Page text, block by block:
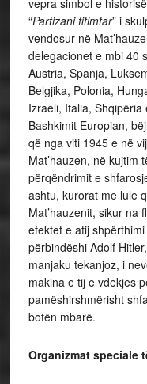
vepra simbol e
“Partizani fitimtar” i
vendosur në
delegacionet e mbi 40
Austria, Spanja,
Belgjika, Polonia,
Izraeli, Italia,
Bashkimit Europian,
që nga viti 1945 e në
Mat’hauzen, në kujtim
përqëndrimit e
ashtu, kurorat me lule
Mat’hauzenit, sikur na
efektet e atij
përbindëshi Adolf
manjaku tekanjoz, i
makina e tij e vdekjes
pamëshirshmërisht
botën mbarë.
Organizmat speciale